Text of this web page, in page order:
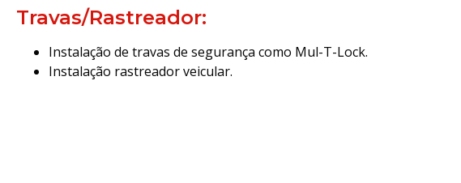
Travas/Rastreador:
Instalação de travas de segurança como Mul-T-Lock.
Instalação rastreador veicular.